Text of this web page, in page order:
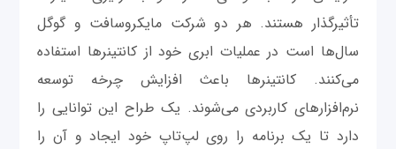
تأثیرگذار هستند. هر دو شرکت مایکروسافت و گوگل
سال‌ها است در عملیات ابری خود از کانتینرها استفاده
می‌کنند. کانتینرها باعث افزایش چرخه توسعه
نرم‌افزارهای کاربردی می‌شوند. یک طراح این توانایی را
دارد تا یک برنامه را روی لپ‌تاپ خود ایجاد و آن‌ را